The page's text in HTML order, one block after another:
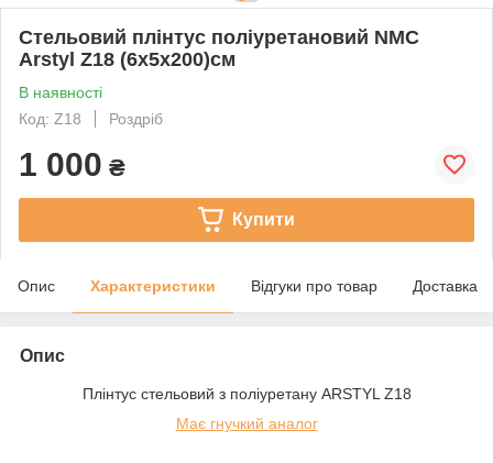
Стельовий плінтус поліуретановий NMC
Arstyl Z18 (6х5х200)см
В наявності
Код: Z18
Роздріб
1 000 ₴
Купити
Опис Характеристики Відгуки про товар Доставка
Опис
Плінтус стельовий з поліуретану ARSTYL Z18
Має гнучкий аналог